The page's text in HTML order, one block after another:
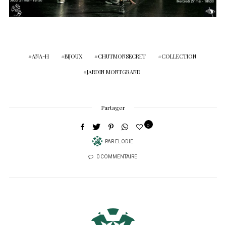
ANA-H BIJOUX CHUTMONSECRET COLLECTION
JARDIN MONTGRAND
Partager
PAR ELODIE
0
0 COMMENTAIRE